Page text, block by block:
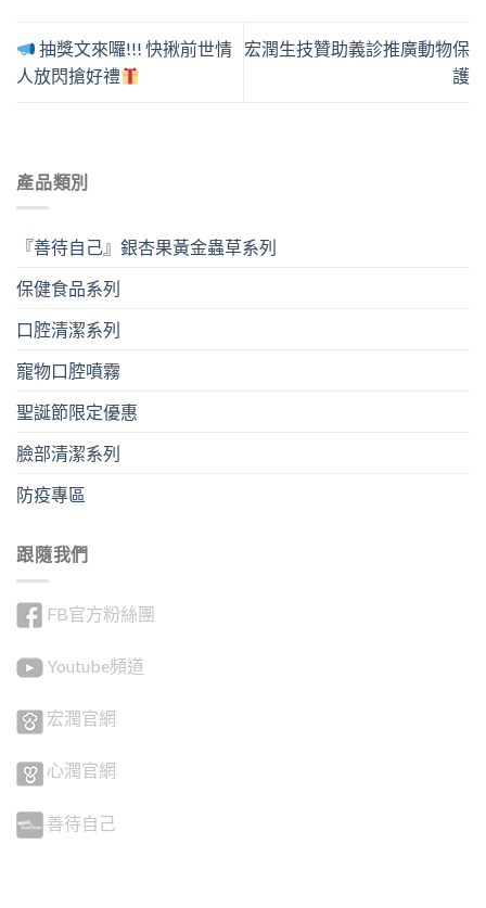
抽獎文來囉!!! 快揪前世情
人放閃搶好禮
宏潤生技贊助義診推廣動物保
護
產品類別
『善待自己』銀杏果黃金蟲草系列
保健食品系列
口腔清潔系列
寵物口腔噴霧
聖誕節限定優惠
臉部清潔系列
防疫專區
跟隨我們
FB官方粉絲團
Youtube頻道
宏潤官網
心潤官網
善待自己